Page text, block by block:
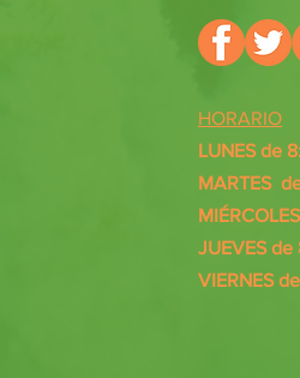
HORARIO
LUNES de
MARTES
JUEVES de
VIERNES